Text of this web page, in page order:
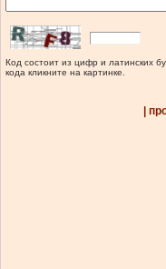
Код состоит из цифр и латинских
кода кликните на картинке.
|